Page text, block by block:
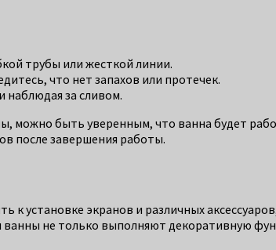
трубы или жесткой линии.
что нет запахов или протечек.
наблюдая за сливом.
можно быть уверенным, что ванна будет
после завершения работы.
к установке экранов и различных
не только выполняют декоративную